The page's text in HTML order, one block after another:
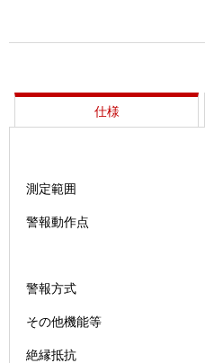
仕様
測定範囲
警報動作点
警報方式
その他機能等
絶縁抵抗